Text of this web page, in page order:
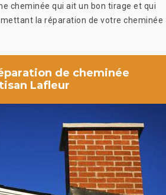
cheminée qui ait un bon tirage et qui
la réparation de votre cheminée
de cheminée
Lafleur